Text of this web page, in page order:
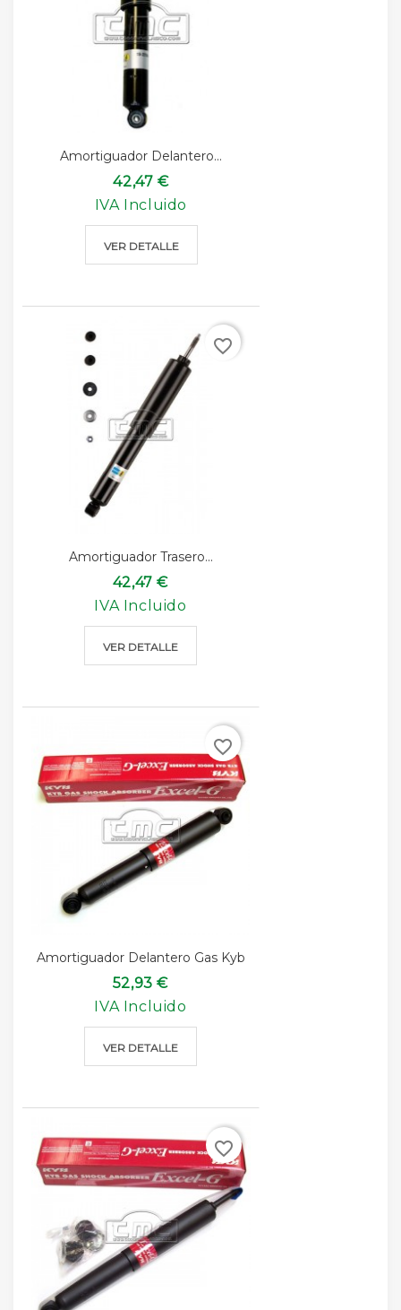
Amortiguador Delantero...
42,47 €
IVA Incluido
VER DETALLE
Amortiguador Trasero...
42,47 €
IVA Incluido
VER DETALLE
favorite_border
Amortiguador Delantero Gas Kyb
52,93 €
IVA Incluido
VER DETALLE
favorite_border
favorite_border